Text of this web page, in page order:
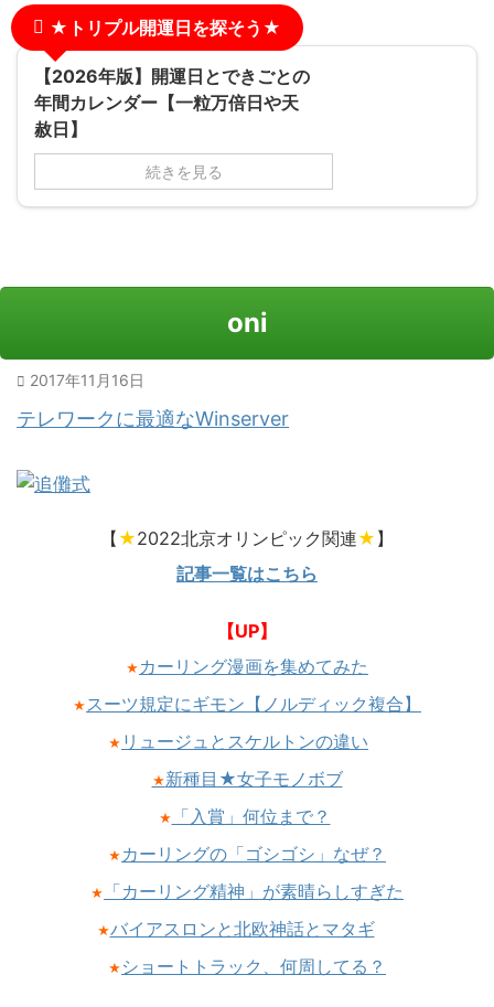
★トリプル開運日を探そう★
【2026年版】開運日とできごとの
年間カレンダー【一粒万倍日や天
赦日】
続きを見る
oni
2017年11月16日
テレワークに最適なWinserver
【 ★2022北京オリンピック関連★ 】
記事一覧はこちら
【UP】
★ カーリング漫画を集めてみた
★スーツ規定にギモン【ノルディック複合】
★ リュージュとスケルトンの違い
★新種目★女子モノボブ
★ 「入賞」何位まで？
★ カーリングの「ゴシゴシ」なぜ？
★ 「カーリング精神」が素晴らしすぎた
★バイアスロンと北欧神話とマタギ
★ ショートトラック、何周してる？